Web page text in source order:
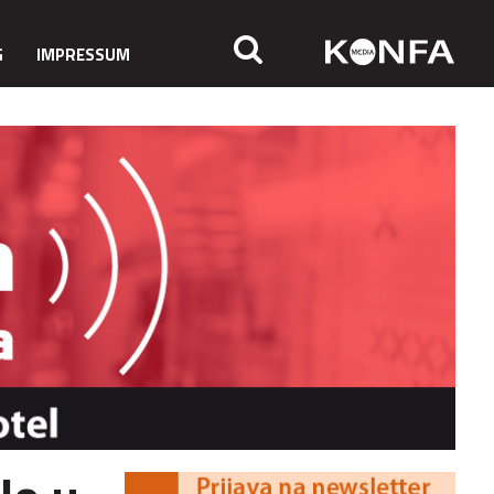
IMPRESSUM